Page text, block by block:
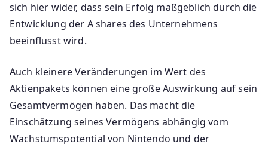
sich hier wider, dass sein Erfolg maßgeblich durch die
Entwicklung der A shares des Unternehmens
beeinflusst wird.
Auch kleinere Veränderungen im Wert des
Aktienpakets können eine große Auswirkung auf sein
Gesamtvermögen haben. Das macht die
Einschätzung seines Vermögens abhängig vom
Wachstumspotential von Nintendo und der